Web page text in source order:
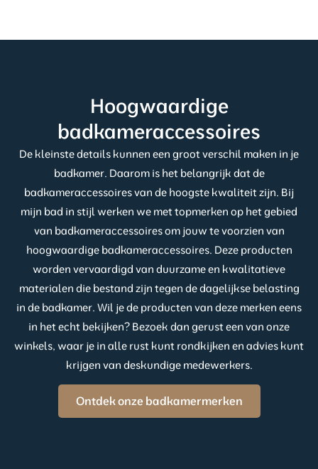
Hoogwaardige
badkameraccessoires
De kleinste details kunnen een groot verschil maken in je
badkamer. Daarom is het belangrijk dat de
badkameraccessoires van de hoogste kwaliteit zijn. Bij
mijn bad in stijl werken we met topmerken op het gebied
van badkameraccessoires om jouw te voorzien van
hoogwaardige badkameraccessoires. Deze producten
worden vervaardigd van duurzame en kwalitatieve
materialen die bestand zijn tegen de dagelijkse belasting
in de badkamer. Wil je de producten van deze merken eens
in het echt bekijken? Bezoek dan gerust een van onze
winkels, waar je in alle rust kunt rondkijken en advies kunt
krijgen van deskundige medewerkers.
Ontdek onze badkamermerken